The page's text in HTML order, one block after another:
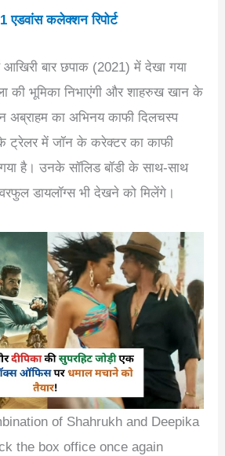
एडवांस कलेक्शन रिपोर्ट
आखिरी बार छपाक (2021) में देखा गया
की भूमिका निभाएंगी और शाहरुख खान के
अब्राहम का अभिनय काफी दिलचस्प
ट्रेलर में जॉन के करेक्टर का काफी
है। उनके सॉलिड बॉडी के साथ-साथ
डायलॉग्स भी देखने को मिलेंगे।
of Shahrukh and Deepika
the box office once again